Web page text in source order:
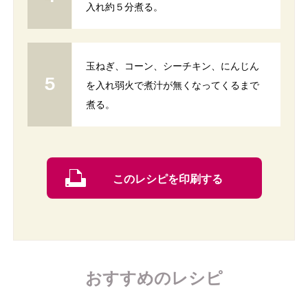
入れ約５分煮る。
玉ねぎ、コーン、シーチキン、にんじん
を入れ弱火で煮汁が無くなってくるまで
煮る。
このレシピを印刷する
おすすめのレシピ